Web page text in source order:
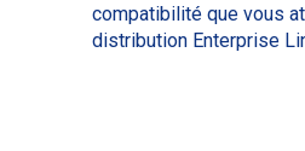
compatibilité que vous
distribution Enterprise